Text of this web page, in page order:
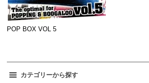
POP BOX VOL 5
カテゴリーから探す